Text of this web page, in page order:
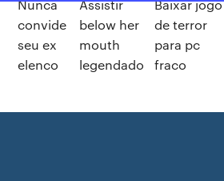
Nunca
convide
seu ex
elenco
Assistir
below her
mouth
legendado
Baixar jogo
de terror
para pc
fraco